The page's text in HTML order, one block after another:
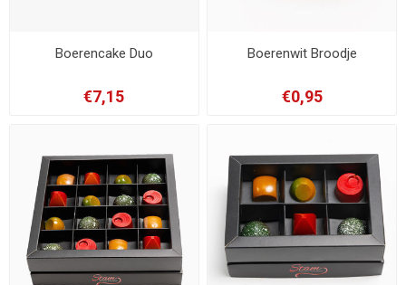
Boerencake Duo
€7,15
Boerenwit Broodje
€0,95